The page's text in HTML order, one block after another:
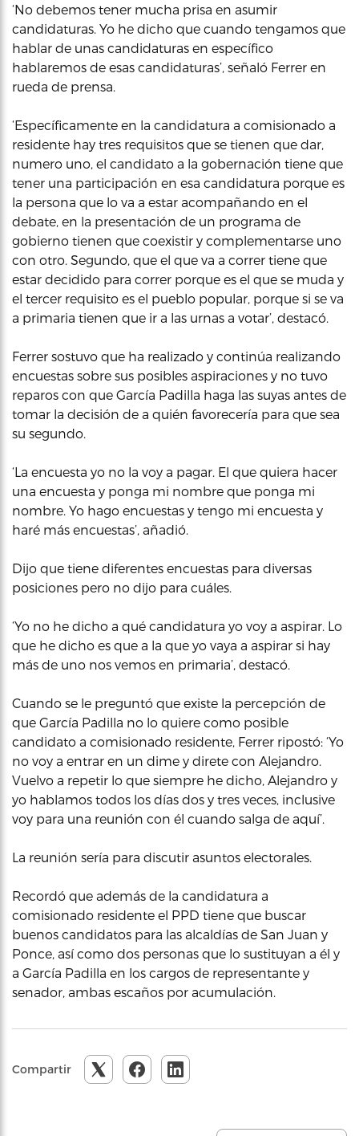
‘No debemos tener mucha prisa en asumir
candidaturas. Yo he dicho que cuando tengamos que
hablar de unas candidaturas en específico
hablaremos de esas candidaturas’, señaló Ferrer en
rueda de prensa.
‘Específicamente en la candidatura a comisionado a
residente hay tres requisitos que se tienen que dar,
numero uno, el candidato a la gobernación tiene que
tener una participación en esa candidatura porque es
la persona que lo va a estar acompañando en el
debate, en la presentación de un programa de
gobierno tienen que coexistir y complementarse uno
con otro. Segundo, que el que va a correr tiene que
estar decidido para correr porque es el que se muda y
el tercer requisito es el pueblo popular, porque si se va
a primaria tienen que ir a las urnas a votar’, destacó.
Ferrer sostuvo que ha realizado y continúa realizando
encuestas sobre sus posibles aspiraciones y no tuvo
reparos con que García Padilla haga las suyas antes de
tomar la decisión de a quién favorecería para que sea
su segundo.
‘La encuesta yo no la voy a pagar. El que quiera hacer
una encuesta y ponga mi nombre que ponga mi
nombre. Yo hago encuestas y tengo mi encuesta y
haré más encuestas’, añadió.
Dijo que tiene diferentes encuestas para diversas
posiciones pero no dijo para cuáles.
‘Yo no he dicho a qué candidatura yo voy a aspirar. Lo
que he dicho es que a la que yo vaya a aspirar si hay
más de uno nos vemos en primaria’, destacó.
Cuando se le preguntó que existe la percepción de
que García Padilla no lo quiere como posible
candidato a comisionado residente, Ferrer ripostó: ‘Yo
no voy a entrar en un dime y direte con Alejandro.
Vuelvo a repetir lo que siempre he dicho, Alejandro y
yo hablamos todos los días dos y tres veces, inclusive
voy para una reunión con él cuando salga de aquí’.
La reunión sería para discutir asuntos electorales.
Recordó que además de la candidatura a
comisionado residente el PPD tiene que buscar
buenos candidatos para las alcaldías de San Juan y
Ponce, así como dos personas que lo sustituyan a él y
a García Padilla en los cargos de representante y
senador, ambas escaños por acumulación.
Compartir